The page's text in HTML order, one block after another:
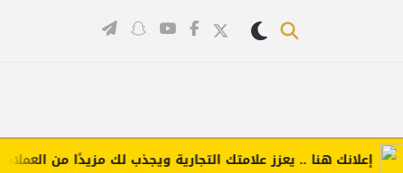
إعلانك هنا .. يعزز علامتك التجارية ويجذب لك مزيدًا من العملاء